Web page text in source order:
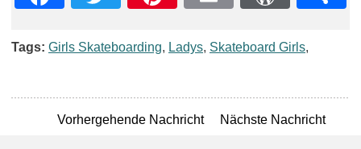
Tags: Girls Skateboarding, Ladys, Skateboard Girls,
Vorhergehende Nachricht Nächste Nachricht